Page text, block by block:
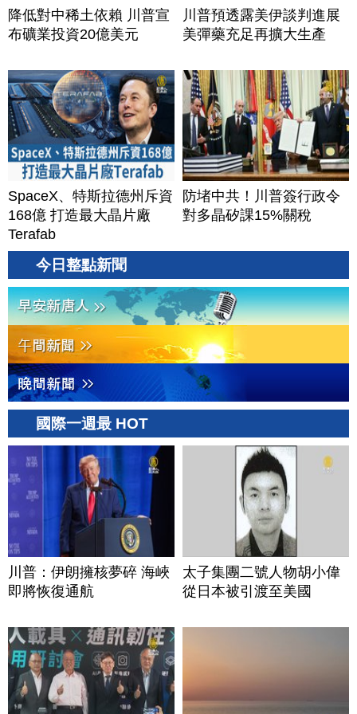
降低對中稀土依賴 川普宣
布礦業投資20億美元
川普預透露美伊談判進展
美彈藥充足再擴大生產
SpaceX、特斯拉德州斥資
168億 打造最大晶片廠
Terafab
防堵中共！川普簽行政令
對多晶矽課15%關稅
今日整點新聞
國際一週最 HOT
川普：伊朗擁核夢碎 海峽
即將恢復通航
太子集團二號人物胡小偉
從日本被引渡至美國